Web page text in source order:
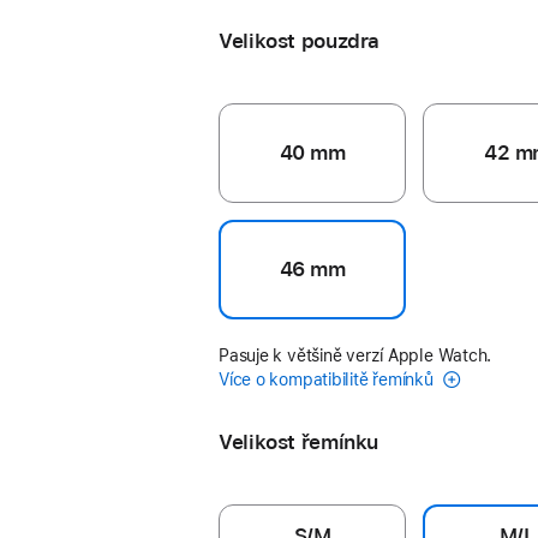
Velikost pouzdra
40 mm 42
46 mm
Pasuje k většině verzí Apple Watch.
Více o kompatibilitě řemínků
Velikost řemínku